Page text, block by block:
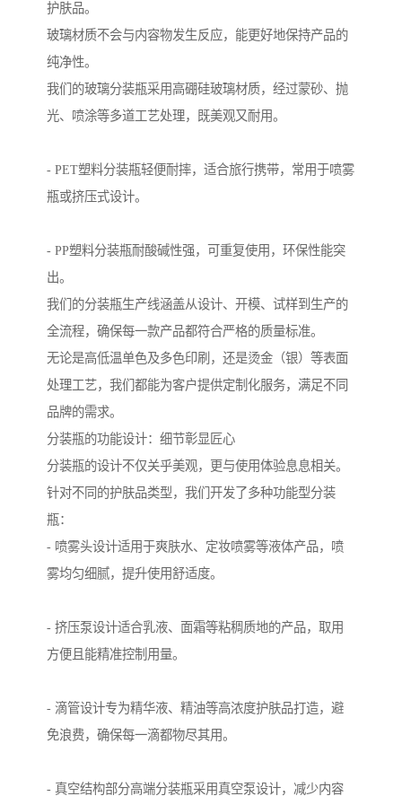
护肤品。
玻璃材质不会与内容物发生反应，能更好地保持产品的
纯净性。
我们的玻璃分装瓶采用高硼硅玻璃材质，经过蒙砂、抛
光、喷涂等多道工艺处理，既美观又耐用。
- PET塑料分装瓶轻便耐摔，适合旅行携带，常用于喷雾
瓶或挤压式设计。
- PP塑料分装瓶耐酸碱性强，可重复使用，环保性能突
出。
我们的分装瓶生产线涵盖从设计、开模、试样到生产的
全流程，确保每一款产品都符合严格的质量标准。
无论是高低温单色及多色印刷，还是烫金（银）等表面
处理工艺，我们都能为客户提供定制化服务，满足不同
品牌的需求。
分装瓶的功能设计：细节彰显匠心
分装瓶的设计不仅关乎美观，更与使用体验息息相关。
针对不同的护肤品类型，我们开发了多种功能型分装
瓶：
- 喷雾头设计适用于爽肤水、定妆喷雾等液体产品，喷
雾均匀细腻，提升使用舒适度。
- 挤压泵设计适合乳液、面霜等粘稠质地的产品，取用
方便且能精准控制用量。
- 滴管设计专为精华液、精油等高浓度护肤品打造，避
免浪费，确保每一滴都物尽其用。
- 真空结构部分高端分装瓶采用真空泵设计，减少内容